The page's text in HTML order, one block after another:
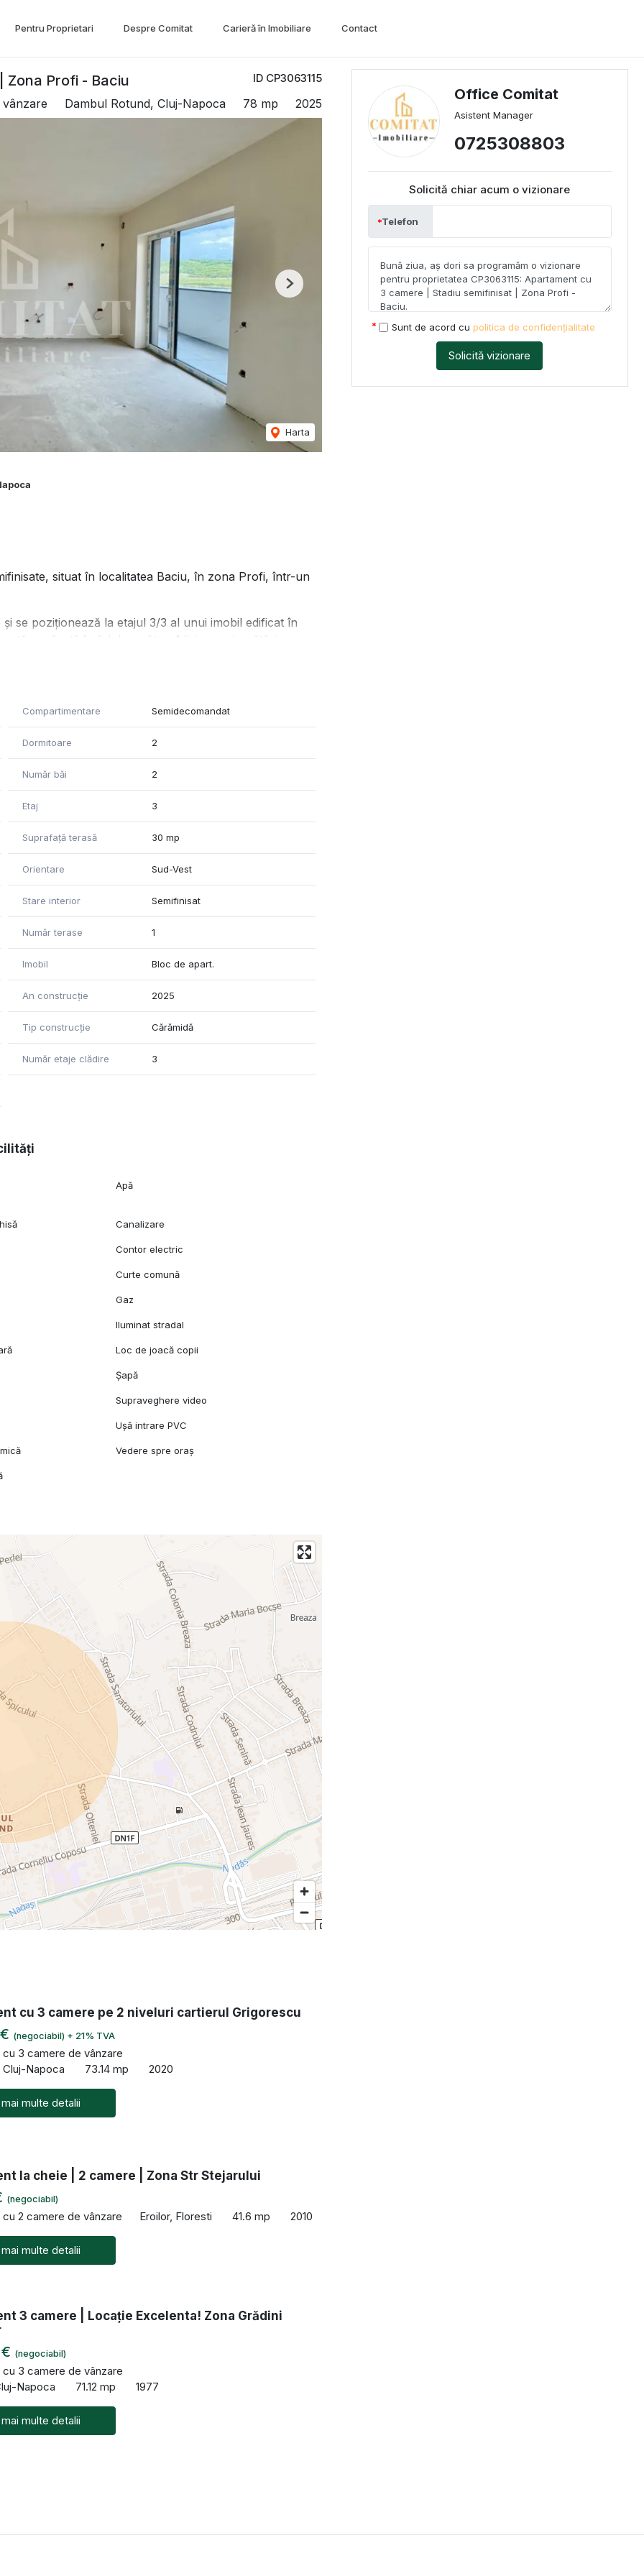
Pentru Proprietari Despre Comitat Carieră în Imobiliare Contact
ID CP3063115
Zona Profi - Baciu
Dambul Rotund, Cluj-Napoca 78 mp 2025
Harta
Next
situat în localitatea Baciu, în zona Profi, într-un
se poziționează la etajul 3/3 al unui imobil edificat în
de 30 mp, ideal pentru relaxare sau amenajări
garaj, disponibil la prețul de 10.000 euro.
eficiente, proprietatea reprezintă o alegere
vă stăm la dispoziție.
Agenția nu își asumă responsabilitatea pentru
Compartimentare Semidecomandat
Dormitoare 2
Număr băi 2
Etaj 3
Suprafață terasă 30 mp
Orientare Sud-Vest
Stare interior Semifinisat
Număr terase 1
Imobil Bloc de apart.
An construcție 2025
Tip construcție Cărămidă
Număr etaje clădire 3
Apă
Canalizare
Contor electric
Curte comună
Gaz
Iluminat stradal
Loc de joacă copii
Șapă
Supraveghere video
Ușă intrare PVC
Vedere spre oraș
Office Comitat
Asistent Manager
0725308803
Solicită chiar acum o vizionare
Telefon
Sunt de acord cu politica de confidențialitate
Solicită vizionare
cu 3 camere pe 2 niveluri cartierul Grigorescu
(negociabil) + 21% TVA
3 camere de vânzare
Napoca
73.14 mp 2020
multe detalii
la cheie | 2 camere | Zona Str Stejarului
(negociabil)
2 camere de vânzare Eroilor, Floresti 41.6 mp 2010
multe detalii
3 camere | Locație Excelenta! Zona Grădini
(negociabil)
3 camere de vânzare
Napoca
71.12 mp 1977
multe detalii